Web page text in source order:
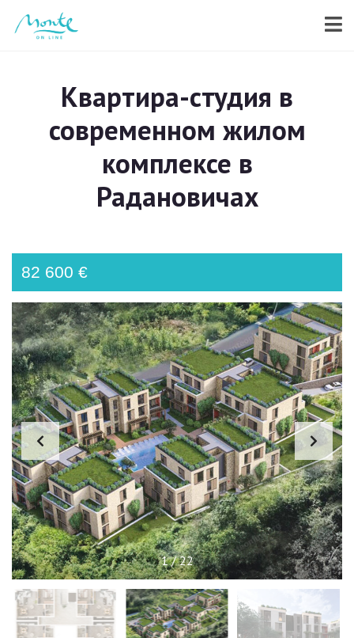
Квартира-студия в
современном жилом
комплексе в
Радановичах
82 600 €
1/22